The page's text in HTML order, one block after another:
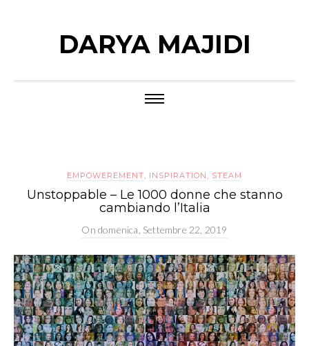
DARYA MAJIDI
EMPOWEREMENT, INSPIRATION , STEAM
Unstoppable – Le 1000 donne che stanno
cambiando l’Italia
On domenica, Settembre 22, 2019